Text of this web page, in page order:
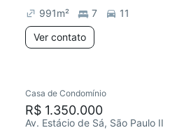
991m² 7
11
Ver contato
Redecorar
Casa de Condomínio
R$ 1.350.000
Av. Estácio de Sá, São Paulo II